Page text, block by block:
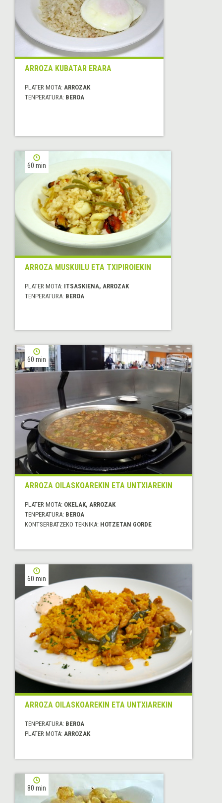
ARROZA KUBATAR ERARA
PLATER MOTA: ARROZAK
TENPERATURA: BEROA
60 min
ARROZA MUSKUILU ETA TXIPIROIEKIN
PLATER MOTA: ITSASKIENA, ARROZAK
TENPERATURA: BEROA
60 min
ARROZA OILASKOAREKIN ETA UNTXIAREKIN
PLATER MOTA: OKELAK, ARROZAK
TENPERATURA: BEROA
KONTSERBATZEKO TEKNIKA: HOTZETAN GORDE
60 min
ARROZA OILASKOAREKIN ETA UNTXIAREKIN
TENPERATURA: BEROA
PLATER MOTA: ARROZAK
80 min